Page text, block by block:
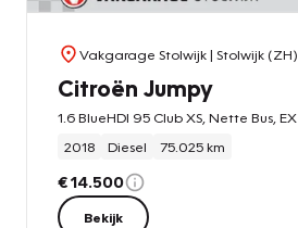
Vakgarage Stolwijk| Stolwijk (ZH)
Citroën Jumpy
2018
Diesel 75.025 km
€ 14.500
Bekijk